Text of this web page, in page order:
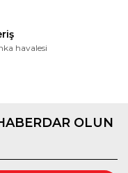
havalesi
OLUN